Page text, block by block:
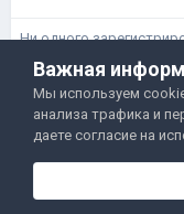
Ни одного
данную страницу
Правила и
Важная
Мы используем
анализа трафика и
даете согласие на